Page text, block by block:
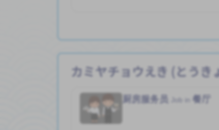
カミヤチョウえき (とうき
厨房服务员 餐厅